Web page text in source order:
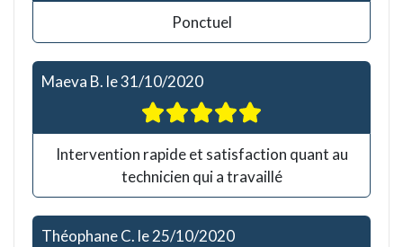
Ponctuel
Maeva B. le31/10/2020
Intervention rapide et satisfaction quant au
technicien qui a travaillé
Théophane C. le25/10/2020